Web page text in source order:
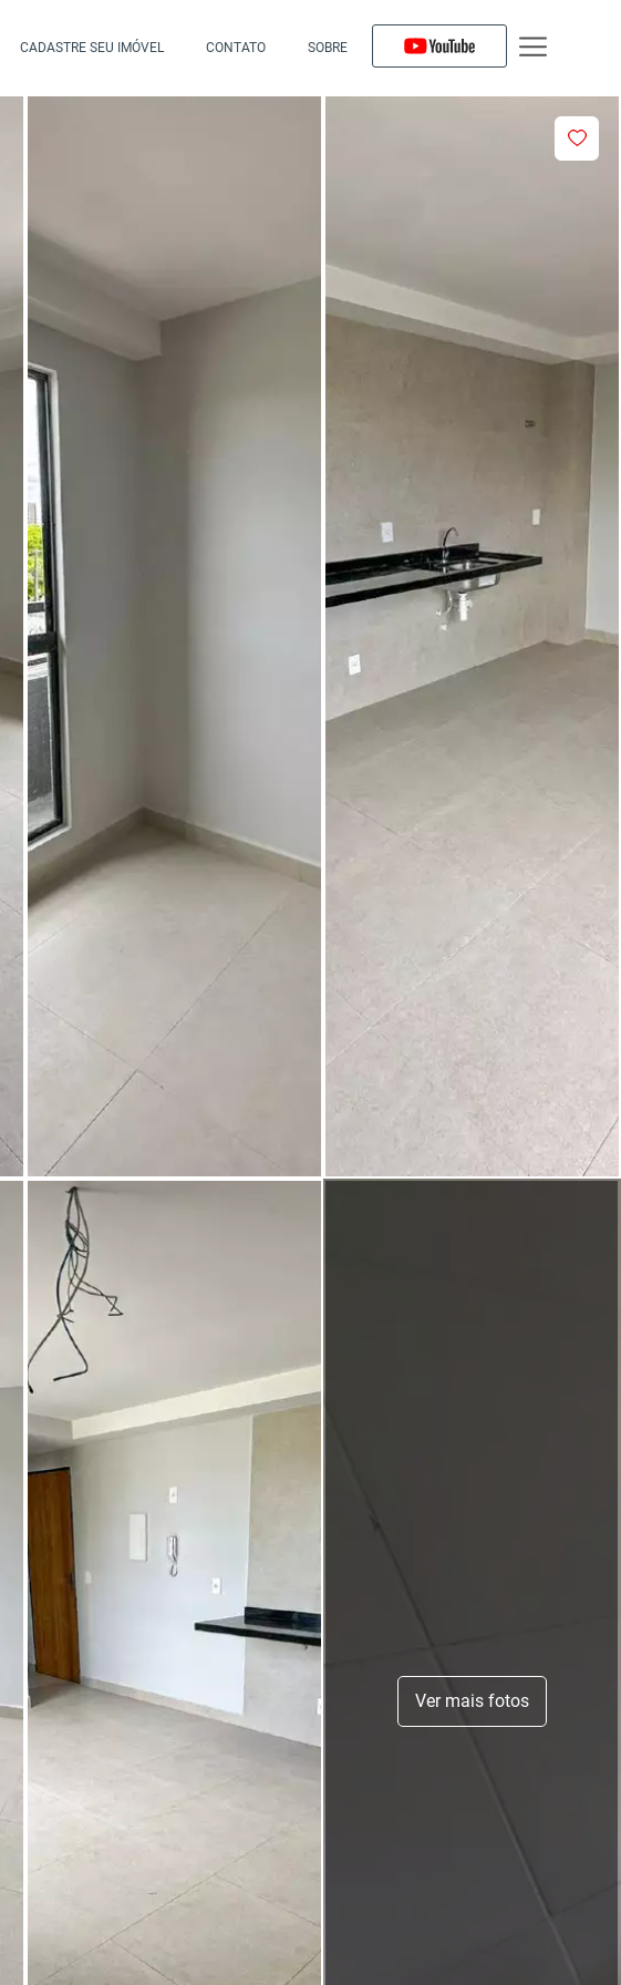
CADASTRE SEU IMÓVEL CONTATO SOBRE
Ver mais fotos